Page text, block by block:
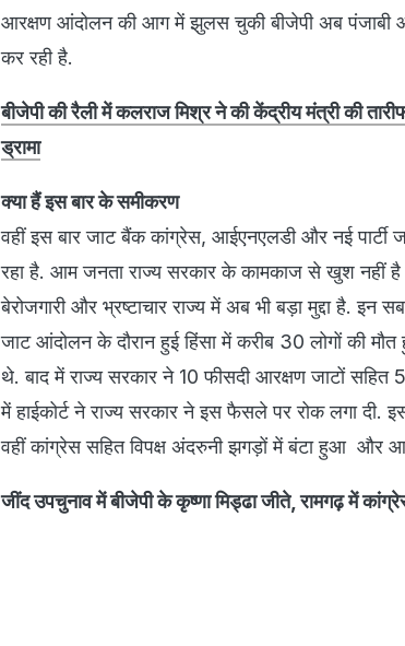
आरक्षण आंदोलन की आग में झुलस चुकी बीजेपी अब पंजाबी
कर रही है.
बीजेपी की रैली में कलराज मिश्र ने की केंद्रीय मंत्री की
ड्रामा
क्या हैं इस बार के समीकरण
वहीं इस बार जाट बैंक कांग्रेस, आईएनएलडी और नई
रहा है. आम जनता राज्य सरकार के कामकाज से खुश नहीं है
बेरोजगारी और भ्रष्टाचार राज्य में अब भी बड़ा मुद्दा है.
जाट आंदोलन के दौरान हुई हिंसा में करीब 30 लोगों की
थे. बाद में राज्य सरकार ने 10 फीसदी आरक्षण जाटों सहित
में हाईकोर्ट ने राज्य सरकार ने इस फैसले पर रोक लगा दी.
वहीं कांग्रेस सहित विपक्ष अंदरुनी झगड़ों में बंटा हुआ और
जींद उपचुनाव में बीजेपी के कृष्णा मिड्ढा जीते, रामगढ़ में